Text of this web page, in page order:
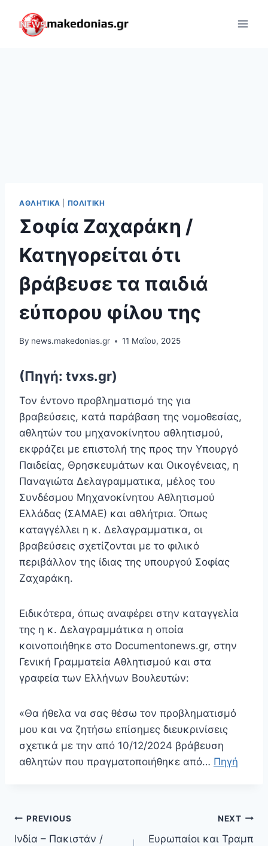
content
ΑΘΛΗΤΙΚΆ ΠΟΛΙΤΙΚΉ
Σοφία Ζαχαράκη /
Κατηγορείται ότι
βράβευσε τα παιδιά
εύπορου φίλου της
By news.makedonias.gr 11 Μαΐου, 2025
(Πηγή: tvxs.gr)
Τον έντονο προβληματισμό της για
βραβεύσεις, κατά παράβαση της νομοθεσίας,
αθλητών του μηχανοκίνητου αθλητισμού,
εκφράζει με επιστολή της προς την Υπουργό
Παιδείας, Θρησκευμάτων και Οικογένειας, η
Παναγιώτα Δελαγραμματικα, μέλος του
Συνδέσμου Μηχανοκίνητου Αθλητισμού
Ελλάδας (ΣΑΜΑΕ) και αθλήτρια. Όπως
καταγγέλλει η κ. Δελαγραμματικα, οι
βραβεύσεις σχετίζονται με το φιλικό
περιβάλλον της ίδιας της υπουργού Σοφίας
Ζαχαράκη.
Ειδικότερα, όπως αναφέρει στην καταγγελία
της η κ. Δελαγραμμάτικα η οποία
κοινοποιήθηκε στο Documentonews.gr, στην
Γενική Γραμματεία Αθλητισμού και στα
γραφεία των Ελλήνων Βουλευτών:
«Θα ήθελα να σας θέσω τον προβληματισμό
μου και να ζητήσω επίσημες διευκρινίσεις
σχετικά με την από 10/12/2024 βράβευση
αθλητών που πραγματοποιήθηκε από… Πηγή
Πλοήγηση
άρθρων
PREVIOUS
Ινδία – Πακιστάν /
NEXT
Ευρωπαίοι και Τραμπ